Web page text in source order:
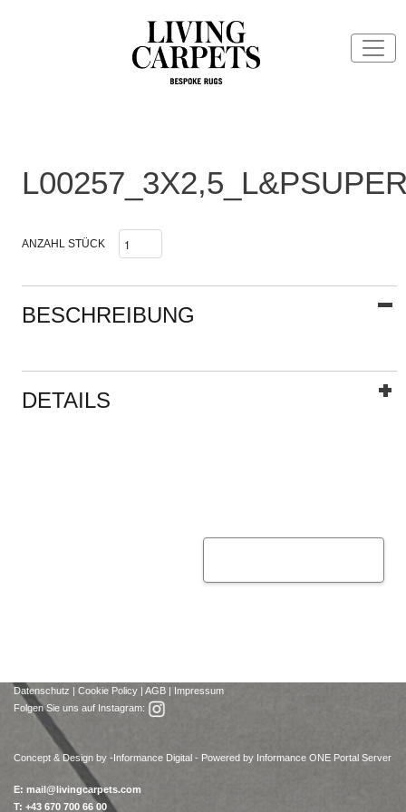
ANZAHL STÜCK
BESCHREIBUNG
DETAILS
Datenschutz | Cookie Policy | AGB | Impressum
Folgen Sie uns auf Instagram:
Concept & Design by -Informance Digital - Powered by Informance ONE Portal Server
E: mail@livingcarpets.com
T: +43 670 700 66 00